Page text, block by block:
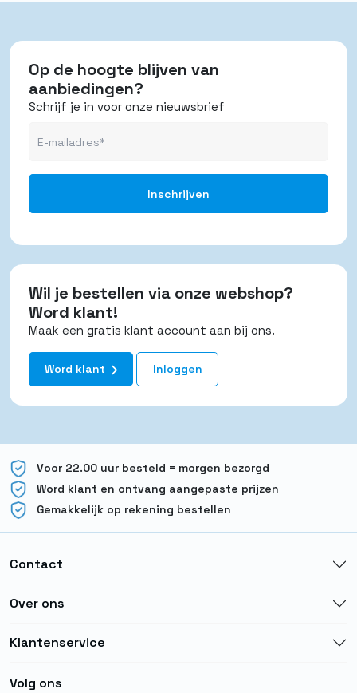
Op de hoogte blijven van
aanbiedingen?
Schrijf je in voor onze nieuwsbrief
Wil je bestellen via onze webshop?
Word klant!
Maak een gratis klant account aan bij ons.
Word klant Inloggen
Voor 22.00 uur besteld = morgen bezorgd
Word klant en ontvang aangepaste prijzen
Gemakkelijk op rekening bestellen
Contact
Over ons
Klantenservice
Volg ons